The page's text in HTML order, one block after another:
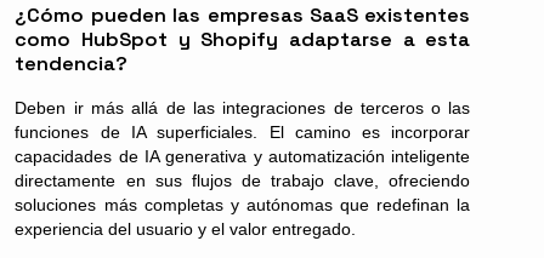
¿Cómo pueden las empresas SaaS existentes
como HubSpot y Shopify adaptarse a esta
tendencia?
Deben ir más allá de las integraciones de terceros o las
funciones de IA superficiales. El camino es incorporar
capacidades de IA generativa y automatización inteligente
directamente en sus flujos de trabajo clave, ofreciendo
soluciones más completas y autónomas que redefinan la
experiencia del usuario y el valor entregado.